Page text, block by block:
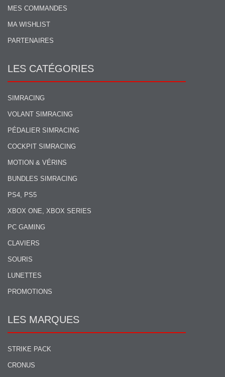
MES COMMANDES
MA WISHLIST
PARTENAIRES
LES CATÉGORIES
SIMRACING
VOLANT SIMRACING
PÉDALIER SIMRACING
COCKPIT SIMRACING
MOTION & VÉRINS
BUNDLES SIMRACING
PS4, PS5
XBOX ONE, XBOX SERIES
PC GAMING
CLAVIERS
SOURIS
LUNETTES
PROMOTIONS
LES MARQUES
STRIKE PACK
CRONUS